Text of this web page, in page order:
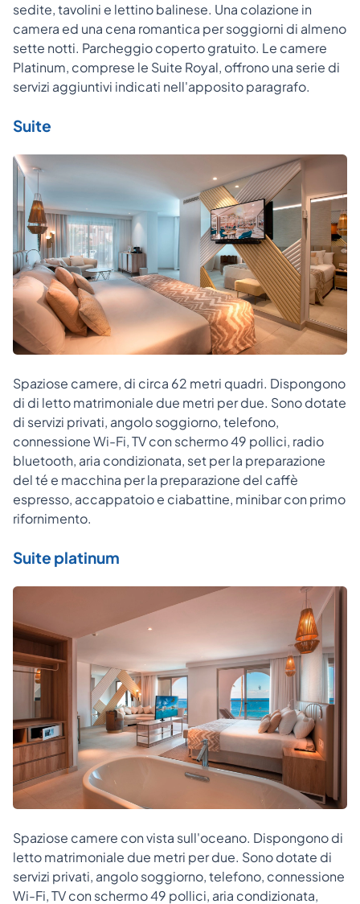
sedite, tavolini e lettino balinese. Una colazione in
camera ed una cena romantica per soggiorni di almeno
sette notti. Parcheggio coperto gratuito. Le camere
Platinum, comprese le Suite Royal, offrono una serie di
servizi aggiuntivi indicati nell'apposito paragrafo.
Suite
Spaziose camere, di circa 62 metri quadri. Dispongono
di di letto matrimoniale due metri per due. Sono dotate
di servizi privati, angolo soggiorno, telefono,
connessione Wi-Fi, TV con schermo 49 pollici, radio
bluetooth, aria condizionata, set per la preparazione
del té e macchina per la preparazione del caffè
espresso, accappatoio e ciabattine, minibar con primo
rifornimento.
Suite platinum
Spaziose camere con vista sull'oceano. Dispongono di
letto matrimoniale due metri per due. Sono dotate di
servizi privati, angolo soggiorno, telefono, connessione
Wi-Fi, TV con schermo 49 pollici, aria condizionata,